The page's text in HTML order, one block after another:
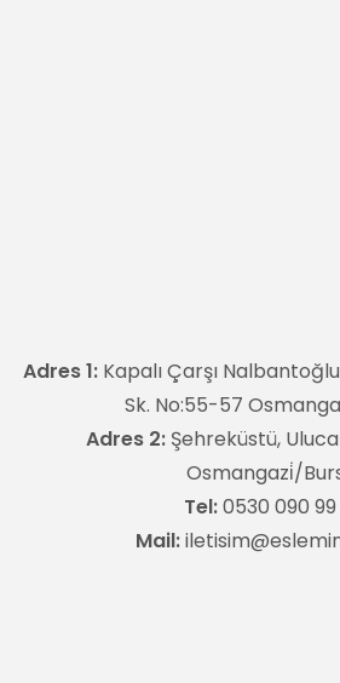
Adres 1: Kapalı Çarşı
Sk. No:55-57
Adres 2:Şehreküstü,
Osmangazi̇/
Tel:0530 090 99
Mail: